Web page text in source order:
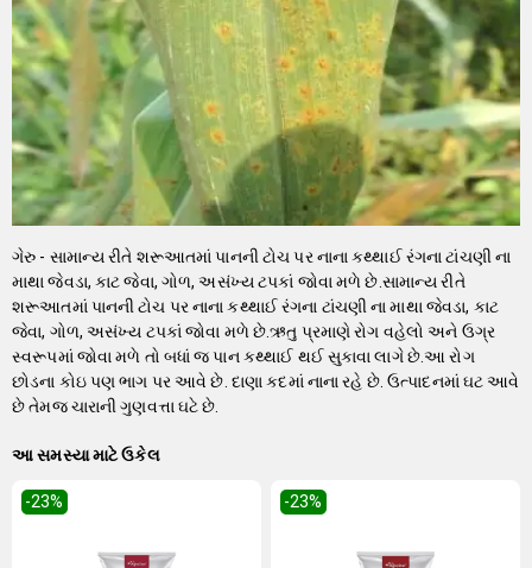
ગેરુ - સામાન્ય રીતે શરૂઆતમાં પાનની ટોચ પર નાના કથ્થાઈ રંગના ટાંચણી ના
માથા જેવડા, કાટ જેવા, ગોળ, અસંખ્ય ટપકાં જોવા મળે છે.સામાન્ય રીતે
શરૂઆતમાં પાનની ટોચ પર નાના કથ્થાઈ રંગના ટાંચણી ના માથા જેવડા, કાટ
જેવા, ગોળ, અસંખ્ય ટપકાં જોવા મળે છે.ઋતુ પ્રમાણે રોગ વહેલો અને ઉગ્ર
સ્વરૂપમાં જોવા મળે તો બધાં જ પાન કથ્થાઈ થઈ સુકાવા લાગે છે.આ રોગ
છોડના કોઇ પણ ભાગ પર આવે છે. દાણા કદમાં નાના રહે છે. ઉત્પાદનમાં ઘટ આવે
છે તેમજ ચારાની ગુણવત્તા ઘટે છે.
આ સમસ્યા માટે ઉકેલ
-23% -23%